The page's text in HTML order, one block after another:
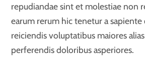
repudiandae sint et molestiae non
earum rerum hic tenetur a sapiente
reiciendis voluptatibus maiores
perferendis doloribus asperiores.